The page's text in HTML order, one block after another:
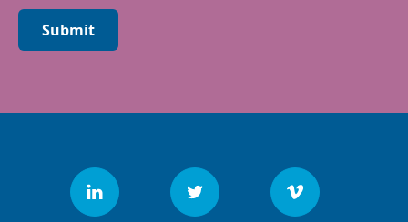
Submit